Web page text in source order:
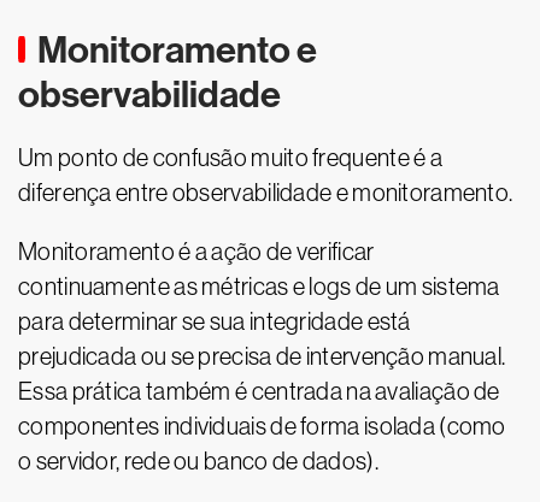
Monitoramento e
observabilidade
Um ponto de confusão muito frequente é a
diferença entre observabilidade e monitoramento.
Monitoramento é a ação de verificar
continuamente as métricas e logs de um sistema
para determinar se sua integridade está
prejudicada ou se precisa de intervenção manual.
Essa prática também é centrada na avaliação de
componentes individuais de forma isolada (como
o servidor, rede ou banco de dados).